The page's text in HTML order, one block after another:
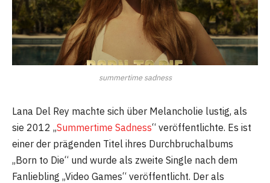
summertime sadness
Lana Del Rey machte sich über Melancholie lustig, als
sie 2012 „Summertime Sadness“ veröffentlichte. Es ist
einer der prägenden Titel ihres Durchbruchalbums
„Born to Die“ und wurde als zweite Single nach dem
Fanliebling „Video Games“ veröffentlicht. Der als